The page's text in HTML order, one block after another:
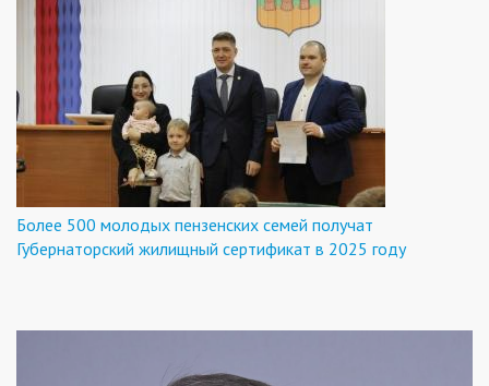
Более 500 молодых пензенских семей получат
Губернаторский жилищный сертификат в 2025 году